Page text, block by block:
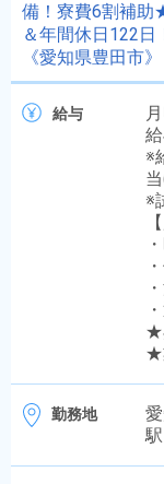
備！寮費6割補
＆年間休日122日
《愛知県豊田市》
給与
※
※
★
★
勤務地
駅